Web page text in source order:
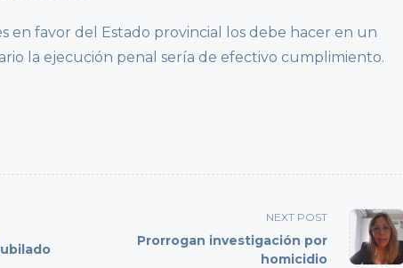
en favor del Estado provincial los debe hacer en un
la ejecución penal sería de efectivo cumplimiento.
NEXT POST
Prorrogan investigación por
homicidio